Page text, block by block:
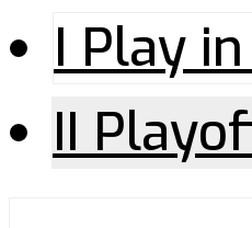
I Play
II